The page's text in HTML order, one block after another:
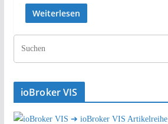
Weiterlesen
ioBroker VIS
➔ ioBroker VIS Artikelreihe